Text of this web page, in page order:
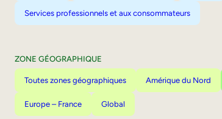
Services professionnels et aux consommateurs
ZONE GÉOGRAPHIQUE
Toutes zones géographiques Amérique du Nord
Europe – France Global